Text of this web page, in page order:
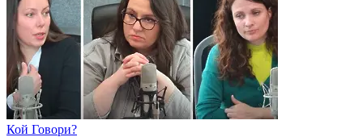
Кой Говори?